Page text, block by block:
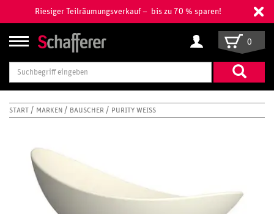
Riesiger Teilräumungsverkauf – bis zu 70 % sparen!
Suchbegriff
eingeben
0
START MARKEN BAUSCHER PURITY WEISS